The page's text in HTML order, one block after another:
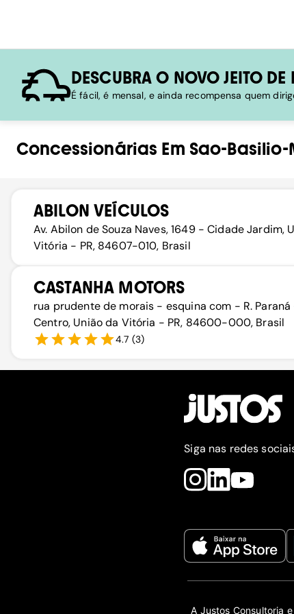
DESCUBRA O NOVO JEITO
É fácil, é mensal, e ainda recompensa quem
Concessionárias Em Sao-
ABILON VEÍCULOS
Av. Abilon de Souza Naves, 1649 - Cidade Jardim,
Vitória - PR, 84607-010, Brasil
CASTANHA MOTORS
rua prudente de morais - esquina com - R.
Centro, União da Vitória - PR, 84600-000, Brasil
4.7 (3)
Siga nas redes
A Justos Consultoria